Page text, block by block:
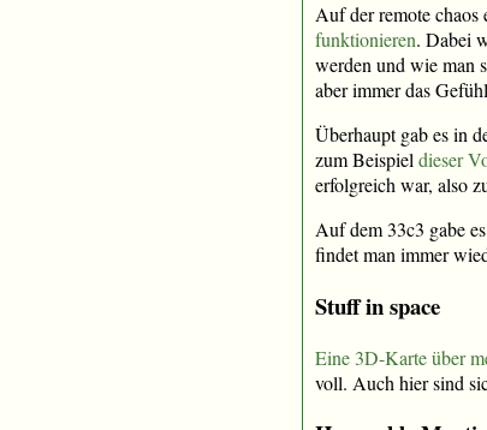
Auf der remote chaos
funktionieren. Dabei
werden und wie man
aber immer das
Überhaupt gab es in
zum Beispieldieser
erfolgreich war, also
Auf dem 33c3 gabe
findet man immer
Stuff in space
Eine 3D-Karte über
voll. Auch hier sind